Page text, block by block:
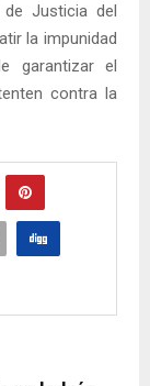
Justicia del
la impunidad
garantizar el
contra la